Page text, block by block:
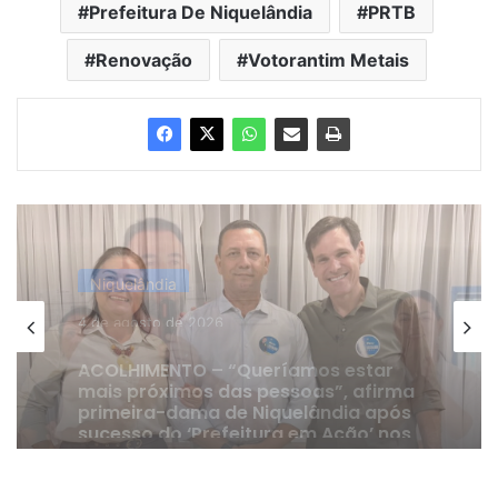
Prefeitura De Niquelândia PRTB
Renovação Votorantim Metais
Niquelândia
24 de julho de 2026
DE OLHO EM 2028 | Vice-prefeito
Gervam Freitas oficializa apoio a
Lissauer Vieira após rompimento
com prefeito em Niquelândia